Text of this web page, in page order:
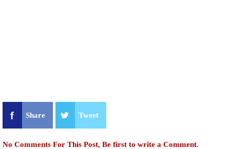
Share Tweet
No Comments For This Post, Be first to write a Comment.